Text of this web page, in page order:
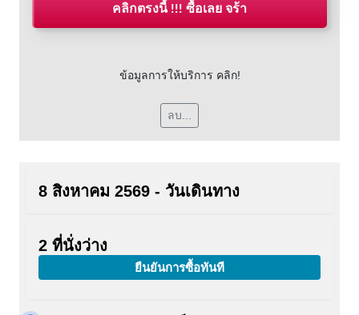
คลิกตรงนี้ !!! ซื้อเลย จร้า
ข้อมูลการให้บริการ คลิก!
ลบ...
8 สิงหาคม 2569 - วันเดินทาง
2 ที่นั่งว่าง
ยืนยันการซื้อทันที